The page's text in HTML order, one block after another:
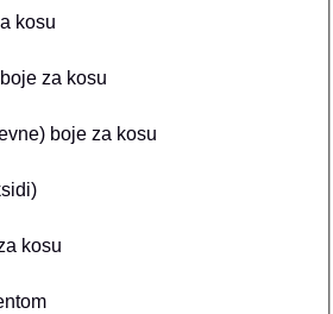
kosu
za kosu
boje za kosu
kosu